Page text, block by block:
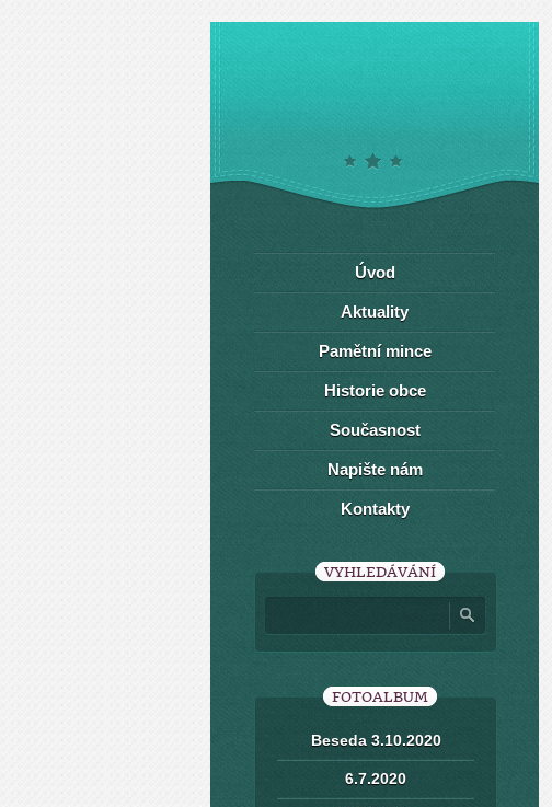
Úvod
Aktuality
Pamětní mince
Historie obce
Současnost
Napište nám
Kontakty
VYHLEDÁVÁNÍ
FOTOALBUM
Beseda 3.10.2020
6.7.2020